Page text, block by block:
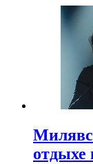
отдыхе